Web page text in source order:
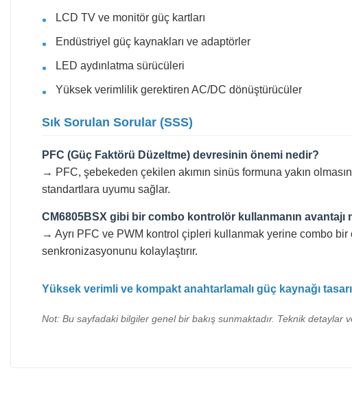
LCD TV ve monitör güç kartları
Endüstriyel güç kaynakları ve adaptörler
LED aydınlatma sürücüleri
Yüksek verimlilik gerektiren AC/DC dönüştürücüler
Sık Sorulan Sorular (SSS)
PFC (Güç Faktörü Düzeltme) devresinin önemi nedir?
→ PFC, şebekeden çekilen akımın sinüs formuna yakın
standartlara uyumu sağlar.
CM6805BSX gibi bir combo kontrolör kullanmanın avantajı
→ Ayrı PFC ve PWM kontrol çipleri kullanmak yerine combo bir
senkronizasyonunu kolaylaştırır.
Yüksek verimli ve kompakt anahtarlamalı güç kaynağı
Not: Bu sayfadaki bilgiler genel bir bakış sunmaktadır. Teknik